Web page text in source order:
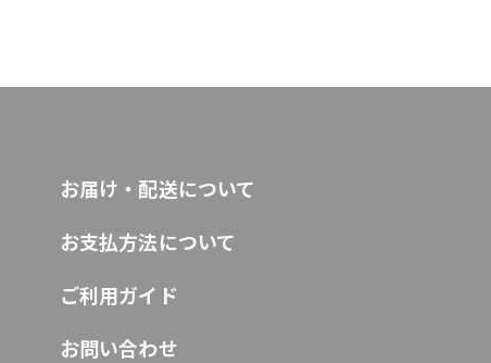
お届け・配送について
お支払方法について
ご利用ガイド
お問い合わせ